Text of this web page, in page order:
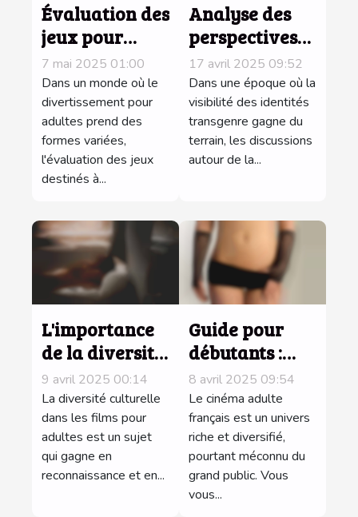
Évaluation des
jeux pour
adultes :
critères et
avantages
7 mai 2025 01:00
Dans un monde où le
divertissement pour
adultes prend des
formes variées,
l'évaluation des jeux
destinés à...
Analyse des
perspectives
trans dans le
dialogue sur la
fétichisation à
travers le
monde
17 avril 2025 09:52
Dans une époque où la
visibilité des identités
transgenre gagne du
terrain, les discussions
autour de la...
L'importance
de la diversité
culturelle
dans les films
pour adultes
9 avril 2025 00:14
La diversité culturelle
dans les films pour
adultes est un sujet
qui gagne en
reconnaissance et en...
Guide pour
débutants :
comprendre
les genres et
catégories du
cinéma adulte
français
8 avril 2025 09:54
Le cinéma adulte
français est un univers
riche et diversifié,
pourtant méconnu du
grand public. Vous
vous...